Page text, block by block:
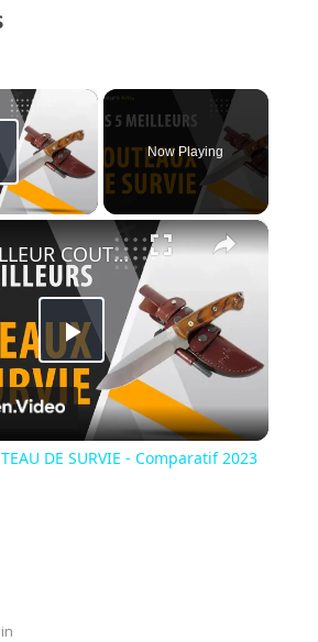
×
Video
Now Playing
×
Play
Video
⭐️ MEILLEUR COUTEAU DE SURVIE - Comparatif 2023
DE SURVIE - Comparatif 2023